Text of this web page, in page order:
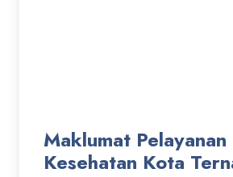
Maklumat Pelayanan
Kesehatan Kota